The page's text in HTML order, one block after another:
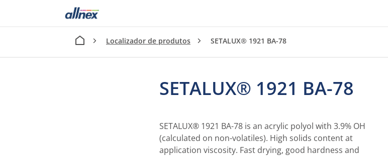
Localizador de produtos SETALUX® 1921 BA-78
SETALUX® 1921 BA-78
SETALUX® 1921 BA-78 is an acrylic polyol with 3.9% OH
(calculated on non-volatiles). High solids content at
application viscosity. Fast drying, good hardness and